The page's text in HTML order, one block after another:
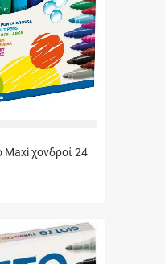
χονδροί 24